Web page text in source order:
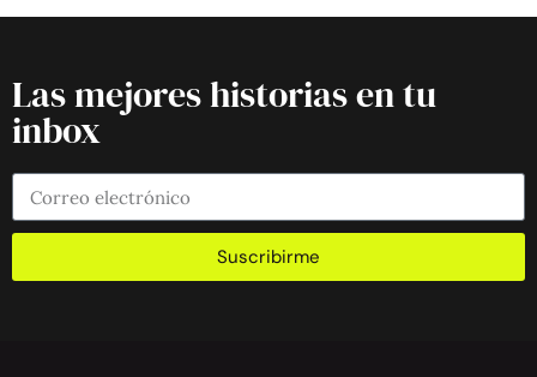
Las mejores historias en tu
inbox
Suscribirme